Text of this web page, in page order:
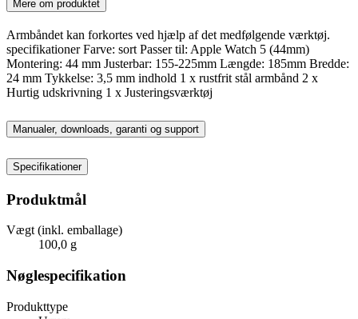
Mere om produktet
Armbåndet kan forkortes ved hjælp af det medfølgende værktøj.
specifikationer Farve: sort Passer til: Apple Watch 5 (44mm)
Montering: 44 mm Justerbar: 155-225mm Længde: 185mm Bredde:
24 mm Tykkelse: 3,5 mm indhold 1 x rustfrit stål armbånd 2 x
Hurtig udskrivning 1 x Justeringsværktøj
Manualer, downloads, garanti og support
Specifikationer
Produktmål
Vægt (inkl. emballage)
100,0 g
Nøglespecifikation
Produkttype